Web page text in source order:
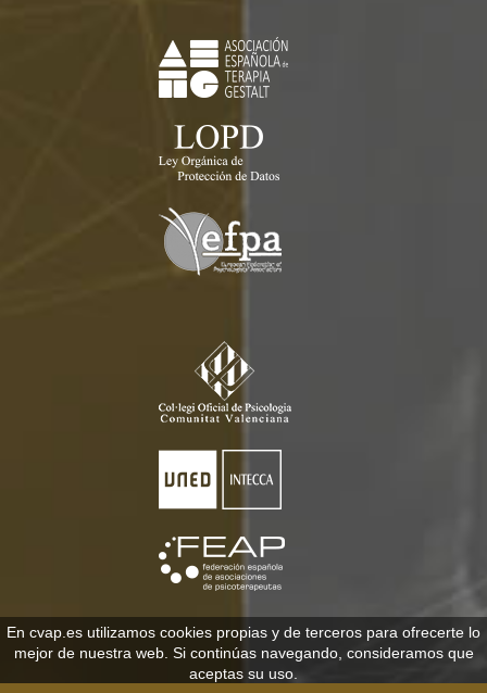
En cvap.es utilizamos cookies propias y de terceros para ofrecerte lo
mejor de nuestra web. Si continúas navegando, consideramos que
aceptas su uso.